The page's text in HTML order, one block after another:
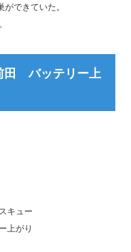
できていた。
田 バッテリー上
キュー
上がり